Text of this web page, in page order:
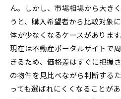
ん。しかし、市場相場から大き
うと、購入希望者から比較対象
体が少なくなるケースがあります
現在は不動産ポータルサイトで
きるため、価格差はすぐに把握
の物件を見比べながら判断する
っても選ばれにくくなることが